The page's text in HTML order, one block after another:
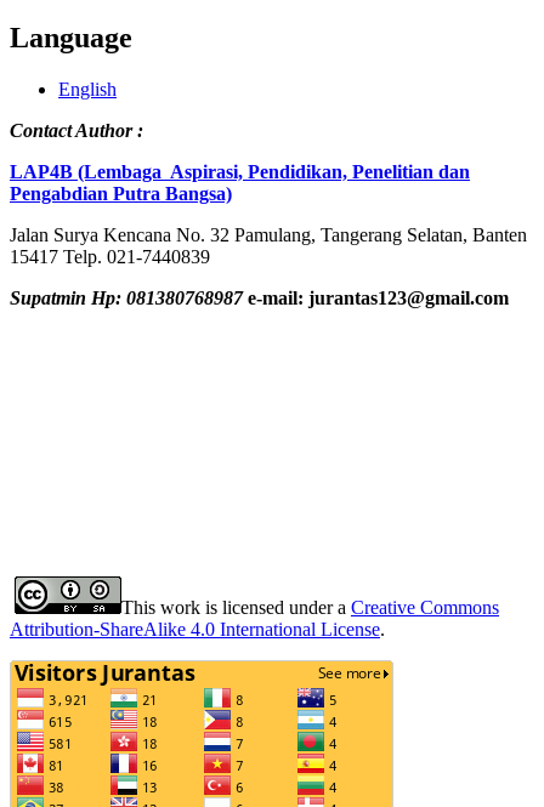
Language
English
Contact Author :
LAP4B (Lembaga Aspirasi, Pendidikan, Penelitian dan
Pengabdian Putra Bangsa)
Jalan Surya Kencana No. 32 Pamulang, Tangerang Selatan, Banten
15417 Telp. 021-7440839
Supatmin Hp: 081380768987e-mail: jurantas123@gmail.com
This work is licensed under a Creative Commons
Attribution-ShareAlike 4.0 International License.